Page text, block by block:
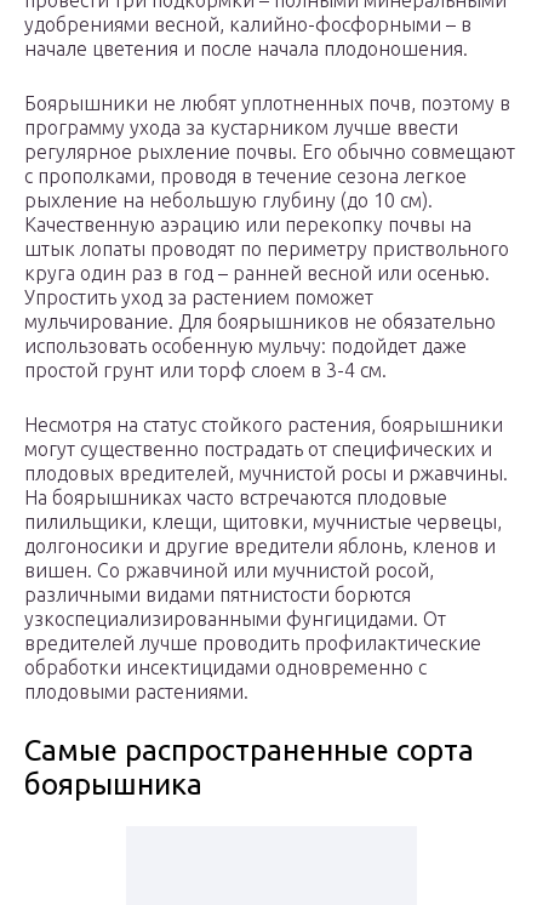
удобрениями весной, калийно-фосфорными – в
начале цветения и после начала плодоношения.
Боярышники не любят уплотненных почв, поэтому в
программу ухода за кустарником лучше ввести
регулярное рыхление почвы. Его обычно совмещают
с прополками, проводя в течение сезона легкое
рыхление на небольшую глубину (до 10 см).
Качественную аэрацию или перекопку почвы на
штык лопаты проводят по периметру приствольного
круга один раз в год – ранней весной или осенью.
Упростить уход за растением поможет
мульчирование. Для боярышников не обязательно
использовать особенную мульчу: подойдет даже
простой грунт или торф слоем в 3-4 см.
Несмотря на статус стойкого растения, боярышники
могут существенно пострадать от специфических и
плодовых вредителей, мучнистой росы и ржавчины.
На боярышниках часто встречаются плодовые
пилильщики, клещи, щитовки, мучнистые червецы,
долгоносики и другие вредители яблонь, кленов и
вишен. Со ржавчиной или мучнистой росой,
различными видами пятнистости борются
узкоспециализированными фунгицидами. От
вредителей лучше проводить профилактические
обработки инсектицидами одновременно с
плодовыми растениями.
Самые распространенные сорта
боярышника